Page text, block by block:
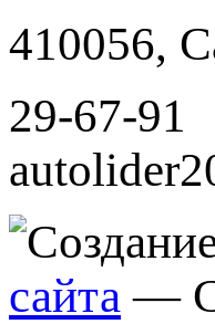
410056,
29-67-91
сайта —